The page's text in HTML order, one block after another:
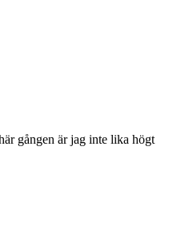
gången är jag inte lika högt